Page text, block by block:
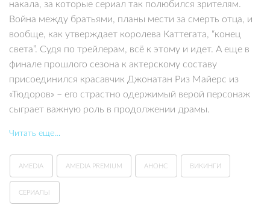
накала, за которые сериал так полюбился зрителям.
Война между братьями, планы мести за смерть отца, и
вообще, как утверждает королева Каттегата, “конец
света”. Судя по трейлерам, всё к этому и идет. А еще в
финале прошлого сезона к актерскому составу
присоединился красавчик Джонатан Риз Майерс из
«Тюдоров» – его страстно одержимый верой персонаж
сыграет важную роль в продолжении драмы.
Читать еще…
AMEDIA AMEDIA PREMIUM АНОНС ВИКИНГИ
СЕРИАЛЫ